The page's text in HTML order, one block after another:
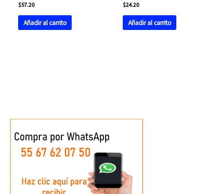
$57.20
Añadir al carrito
$24.20
Añadir al carrito